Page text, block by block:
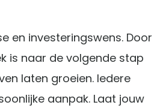
en investeringswens. Door
is naar de volgende stap
laten groeien. Iedere
aanpak. Laat jouw